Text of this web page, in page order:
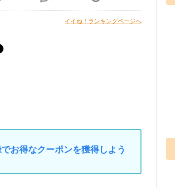
イイね！ランキングページへ
お得なクーポンを獲得しよう